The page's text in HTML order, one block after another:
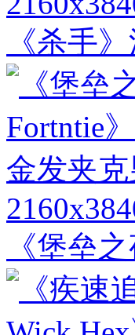
《杀手
《堡垒